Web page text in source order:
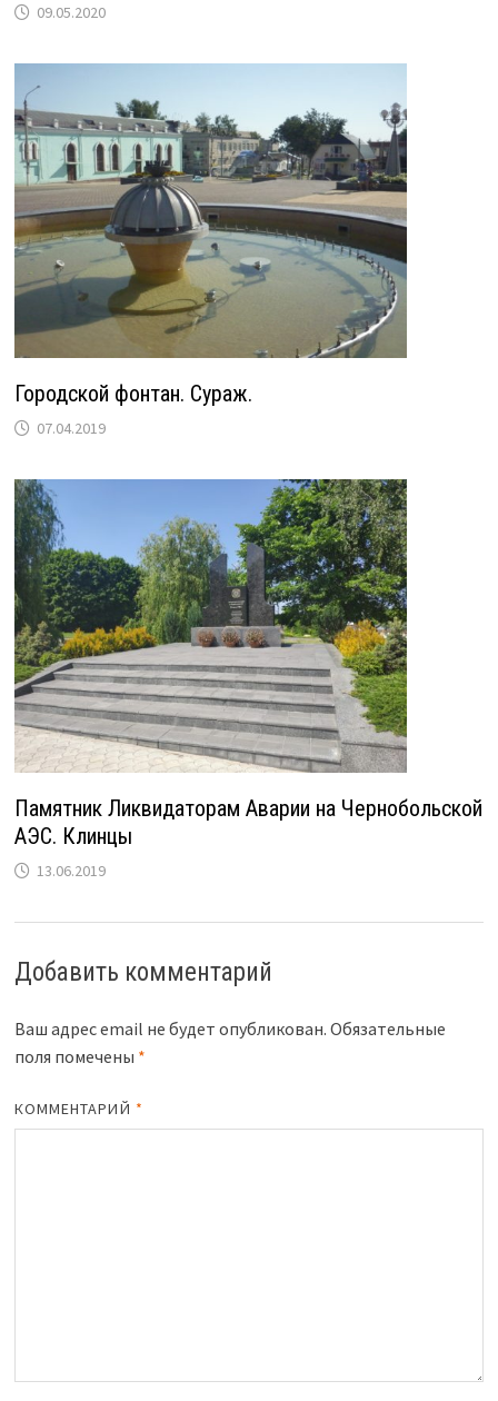
09.05.2020
Городской фонтан. Сураж.
07.04.2019
Памятник Ликвидаторам Аварии на Чернобольской
АЭС. Клинцы
13.06.2019
Добавить комментарий
Ваш адрес email не будет опубликован. Обязательные
поля помечены *
КОММЕНТАРИЙ *